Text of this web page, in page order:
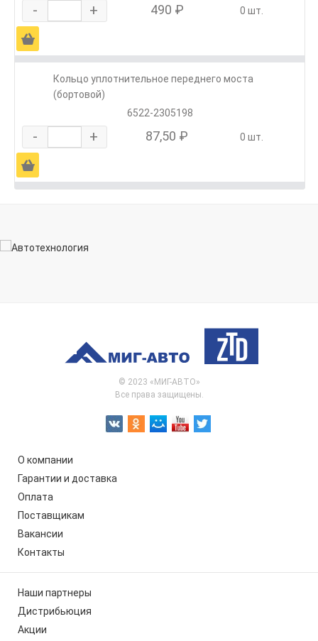
- + 490 ₽ 0 шт.
Ä
Кольцо уплотнительное переднего моста
(бортовой)
6522-2305198
- + 87,50 ₽ 0 шт.
Ä
© 2023 «МИГ-АВТО»
Все права защищены.
О компании
Гарантии и доставка
Оплата
Поставщикам
Вакансии
Контакты
Наши партнеры
Дистрибьюция
Акции